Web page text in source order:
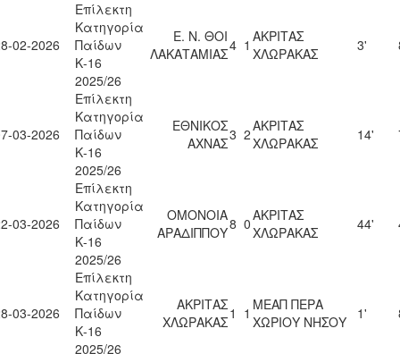
02-2026
Επίλεκτη
Κατηγορία
Παίδων
Κ-16
2025/26
Ε. Ν. ΘΟΙ
ΛΑΚΑΤΑΜΙΑΣ4 1 ΑΚΡΙΤΑΣ
ΧΛΩΡΑΚΑΣ
3'
03-2026
Επίλεκτη
Κατηγορία
Παίδων
Κ-16
2025/26
ΕΘΝΙΚΟΣ
ΑΧΝΑΣ3 2ΑΚΡΙΤΑΣ
ΧΛΩΡΑΚΑΣ
14'
03-2026
Επίλεκτη
Κατηγορία
Παίδων
Κ-16
2025/26
ΟΜΟΝΟΙΑ
ΑΡΑΔΙΠΠΟΥ8 0ΑΚΡΙΤΑΣ
ΧΛΩΡΑΚΑΣ
44'
03-2026
Επίλεκτη
Κατηγορία
Παίδων
Κ-16
2025/26
ΑΚΡΙΤΑΣ
ΧΛΩΡΑΚΑΣ1 1 ΜΕΑΠ ΠΕΡΑ
ΧΩΡΙΟΥ ΝΗΣΟΥ
1'